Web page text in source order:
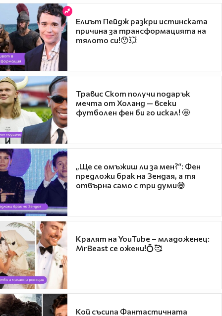
Елиът Пейдж разкри истинската
причина за трансформацията на
тялото си!😯💥
Травис Скот получи подарък
мечта от Холанд — всеки
футболен фен би го искал! 🤩
„Ще се омъжиш ли за мен?“: Фен
предложи брак на Зендая, а тя
отвърна само с три думи😅
Кралят на YouTube – младоженец:
MrBeast се ожени!💍🥰
Кой съсипа Фантастичната